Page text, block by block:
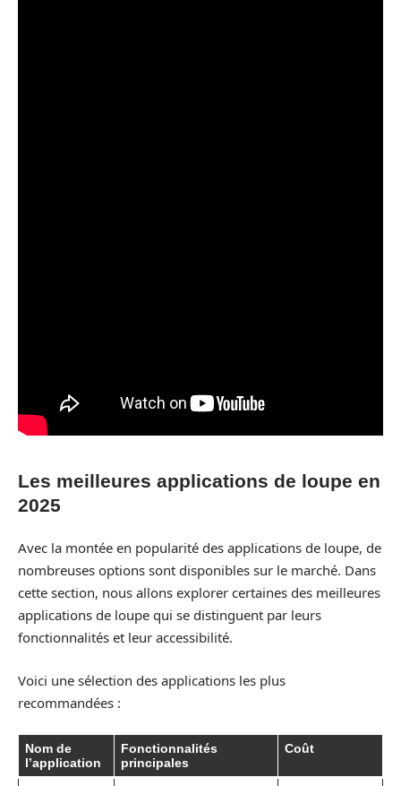
Les meilleures applications de loupe en
2025
Avec la montée en popularité des applications de loupe, de
nombreuses options sont disponibles sur le marché. Dans
cette section, nous allons explorer certaines des meilleures
applications de loupe qui se distinguent par leurs
fonctionnalités et leur accessibilité.
Voici une sélection des applications les plus
recommandées :
Nom de
l’application
Fonctionnalités
principales
Coût